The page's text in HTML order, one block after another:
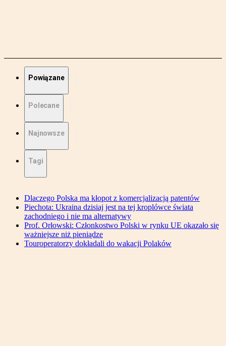
Powiązane
Polecane
Najnowsze
Tagi
Dlaczego Polska ma kłopot z komercjalizacją patentów
Piechota: Ukraina dzisiaj jest na tej kroplówce świata
zachodniego i nie ma alternatywy
Prof. Orłowski: Członkostwo Polski w rynku UE okazało się
ważniejsze niż pieniądze
Touroperatorzy dokładali do wakacji Polaków